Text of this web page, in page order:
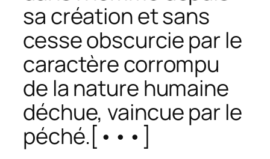
sa création et sans
cesse obscurcie par le
caractère corrompu
de la nature humaine
déchue, vaincue par le
péché.[•••]